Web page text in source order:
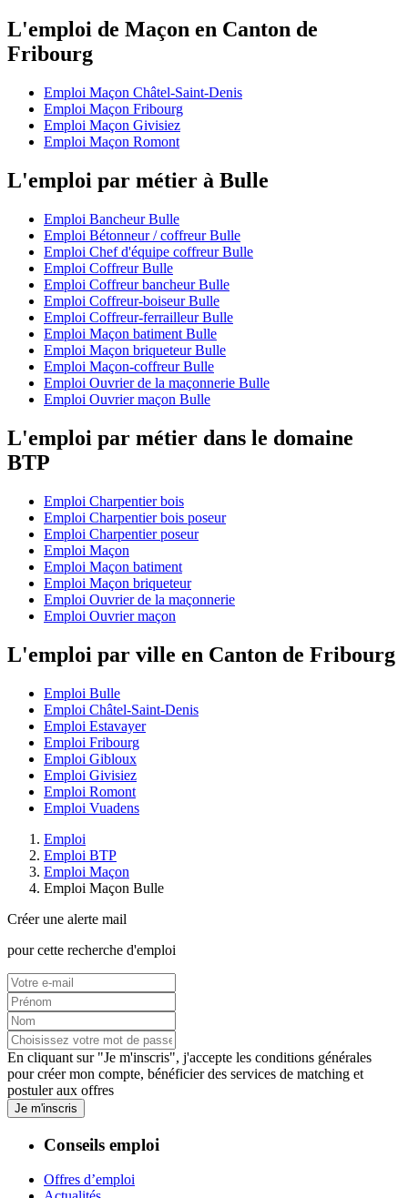
L'emploi de Maçon en Canton de
Fribourg
Emploi Maçon Châtel-Saint-Denis
Emploi Maçon Fribourg
Emploi Maçon Givisiez
Emploi Maçon Romont
L'emploi par métier à Bulle
Emploi Bancheur Bulle
Emploi Bétonneur / coffreur Bulle
Emploi Chef d'équipe coffreur Bulle
Emploi Coffreur Bulle
Emploi Coffreur bancheur Bulle
Emploi Coffreur-boiseur Bulle
Emploi Coffreur-ferrailleur Bulle
Emploi Maçon batiment Bulle
Emploi Maçon briqueteur Bulle
Emploi Maçon-coffreur Bulle
Emploi Ouvrier de la maçonnerie Bulle
Emploi Ouvrier maçon Bulle
L'emploi par métier dans le domaine
BTP
Emploi Charpentier bois
Emploi Charpentier bois poseur
Emploi Charpentier poseur
Emploi Maçon
Emploi Maçon batiment
Emploi Maçon briqueteur
Emploi Ouvrier de la maçonnerie
Emploi Ouvrier maçon
L'emploi par ville en Canton de Fribourg
Emploi Bulle
Emploi Châtel-Saint-Denis
Emploi Estavayer
Emploi Fribourg
Emploi Gibloux
Emploi Givisiez
Emploi Romont
Emploi Vuadens
Emploi
Emploi BTP
Emploi Maçon
Emploi Maçon Bulle
Créer une alerte mail
pour cette recherche d'emploi
En cliquant sur "Je m'inscris", j'accepte les conditions générales
pour créer mon compte, bénéficier des services de matching et
postuler aux offres
Je m'inscris
Conseils emploi
Offres d’emploi